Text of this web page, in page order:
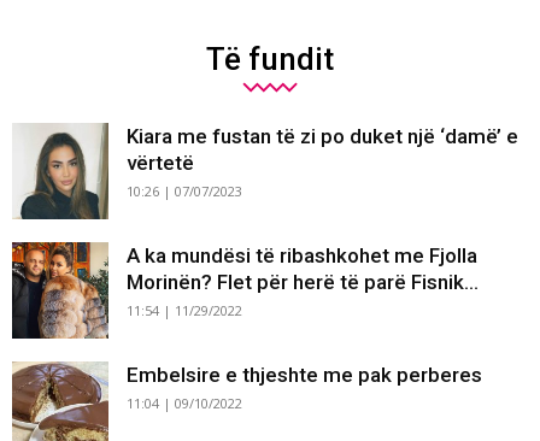
Të fundit
Kiara me fustan të zi po duket një ‘damë’ e
vërtetë
10:26 | 07/07/2023
A ka mundësi të ribashkohet me Fjolla
Morinën? Flet për herë të parë Fisnik...
11:54 | 11/29/2022
Embelsire e thjeshte me pak perberes
11:04 | 09/10/2022